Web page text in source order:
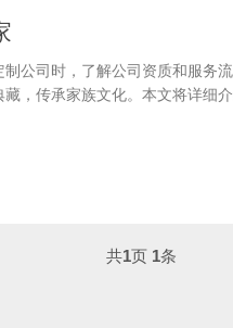
公司时，了解公司资质和服务
，传承家族文化。本文将详细
共1页 1条